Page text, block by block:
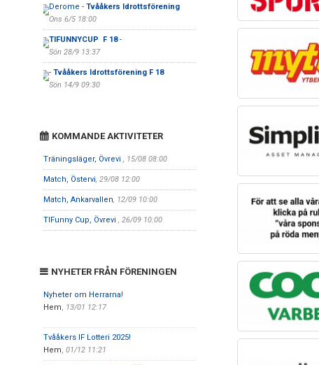
Derome - Tvååkers Idrottsförening
Ons 6/5 18:00
TIFUNNYCUP F 18-
Sön 28/9 13:37
- Tvååkers Idrottsförening F 18
Sön 14/9 09:30
KOMMANDE AKTIVITETER
Träningsläger, Övrevi , 15/08 08:00
Match, Östervi, 29/08 12:00
Match, Ankarvallen, 12/09 10:00
TIFunny Cup, Övrevi , 26/09 10:00
NYHETER FRÅN FÖRENINGEN
Nyheter om Herrarna!
Hem, 13/01 12:17
Tvååkers IF Lotteri 2025!
Hem, 01/12 11:21